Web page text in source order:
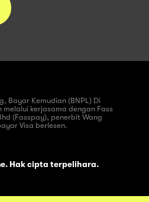
Bayar Kemudian (BNPL) Di
kerjasama dengan Fass
(Fasspay), penerbit Wang
Visa berlesen.
Hak cipta terpelihara.